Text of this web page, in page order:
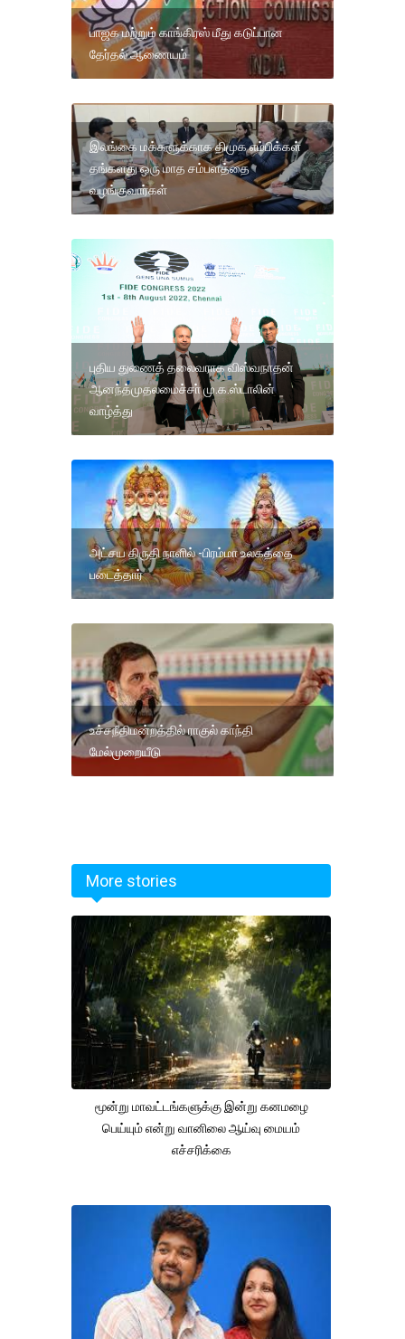
பாஜக மற்றும் காங்கிரஸ் மீது கடுப்பான
தேர்தல் ஆணையம்
இலங்கை மக்களுக்காக திமுக எம்பிக்கள்
தங்களது ஒரு மாத சம்பளத்தை
வழங்குவார்கள்
புதிய துணைத் தலைவராக விஸ்வநாதன்
ஆனந்த்முதலமைச்சா் மு.க.ஸ்டாலின்
வாழ்த்து
அட்சய திருதி நாளில் -பிரம்மா உலகத்தை
படைத்தார்
உச்சநீதிமன்றத்தில் ராகுல் காந்தி
மேல்முறையீடு
More stories
மூன்று மாவட்டங்களுக்கு இன்று கனமழை
பெய்யும் என்று வானிலை ஆய்வு மையம்
எச்சரிக்கை